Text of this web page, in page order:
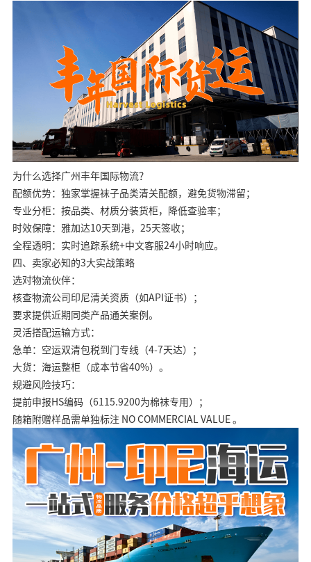
为什么选择广州丰年国际物流？
配额优势：独家掌握袜子品类清关配额，避免货物滞留；
专业分柜：按品类、材质分装货柜，降低查验率；
时效保障：雅加达10天到港，25天签收；
全程透明：实时追踪系统+中文客服24小时响应。
四、卖家必知的3大实战策略
选对物流伙伴：
核查物流公司印尼清关资质（如API证书）；
要求提供近期同类产品通关案例。
灵活搭配运输方式：
急单：空运双清包税到门专线（4-7天达）；
大货：海运整柜（成本节省40%）。
规避风险技巧：
提前申报HS编码（6115.9200为棉袜专用）；
随箱附赠样品需单独标注 NO COMMERCIAL VALUE 。